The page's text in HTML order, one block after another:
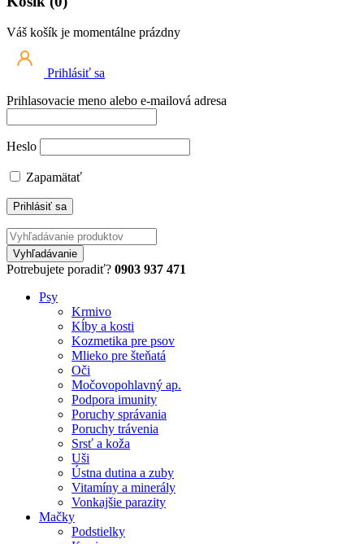
Váš košík je momentálne prázdny
Prihlásiť sa
Prihlasovacie meno alebo e-mailová adresa
Heslo
Zapamätať
Potrebujete poradiť? 0903 937 471
Psy
Krmivo
Kĺby a kosti
Kozmetika pre psov
Mlieko pre šteňatá
Oči
Močovopohlavný ap.
Podpora imunity
Poruchy správania
Poruchy trávenia
Srsť a koža
Uši
Ústna dutina a zuby
Vitamíny a minerály
Vonkajšie parazity
Mačky
Podstielky